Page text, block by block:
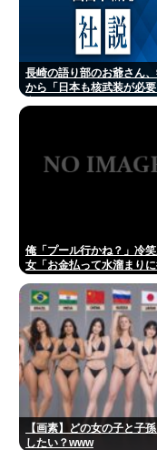
長崎の語り部のお爺さん
から「日本も核武装が必要
俺「プール行かね？」冷
女「お金払って水溜まり
付き合ってられる？？
【画素】どの女の子と子
したい？www